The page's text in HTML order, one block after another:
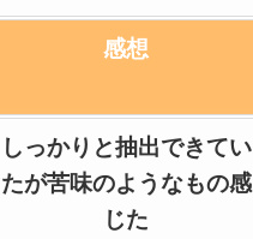
感想
しっかりと抽出できてい
たが苦味のようなもの感
じた